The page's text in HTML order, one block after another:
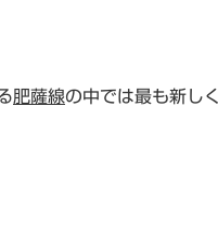
肥薩線の中では最も新し